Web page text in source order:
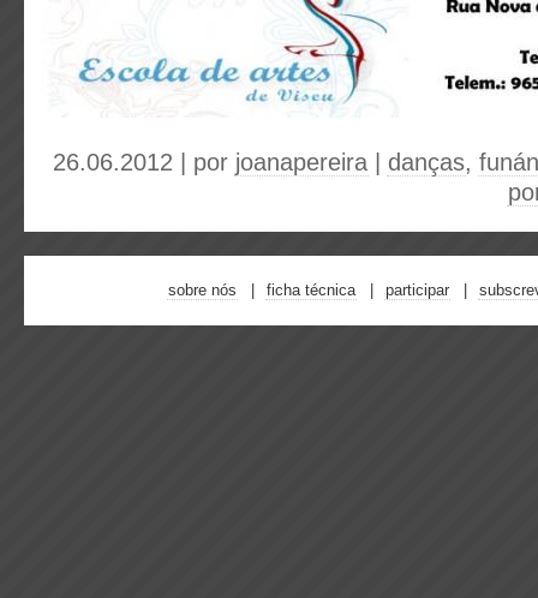
26.06.2012 | por joanapereira danças,
sobre nós ficha técnica participar